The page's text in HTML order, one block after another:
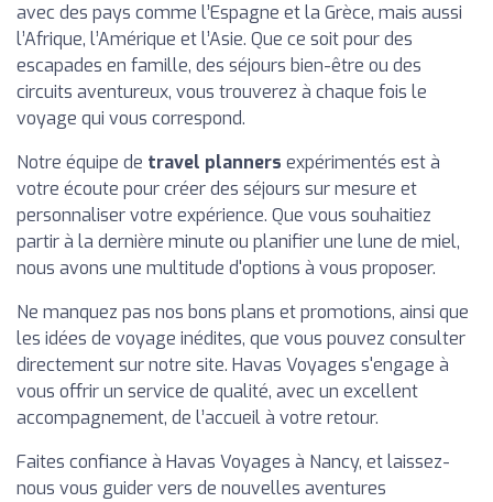
avec des pays comme l’Espagne et la Grèce, mais aussi
l’Afrique, l’Amérique et l’Asie. Que ce soit pour des
escapades en famille, des séjours bien-être ou des
circuits aventureux, vous trouverez à chaque fois le
voyage qui vous correspond.
Notre équipe de travel planners expérimentés est à
votre écoute pour créer des séjours sur mesure et
personnaliser votre expérience. Que vous souhaitiez
partir à la dernière minute ou planifier une lune de miel,
nous avons une multitude d'options à vous proposer.
Ne manquez pas nos bons plans et promotions, ainsi que
les idées de voyage inédites, que vous pouvez consulter
directement sur notre site. Havas Voyages s'engage à
vous offrir un service de qualité, avec un excellent
accompagnement, de l’accueil à votre retour.
Faites confiance à Havas Voyages à Nancy, et laissez-
nous vous guider vers de nouvelles aventures